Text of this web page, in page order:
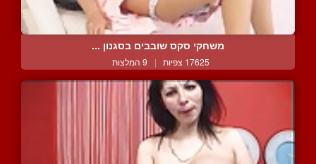
משחקי סקס שובבים בסגנון ...
17625 צפיות | 9 המלצות